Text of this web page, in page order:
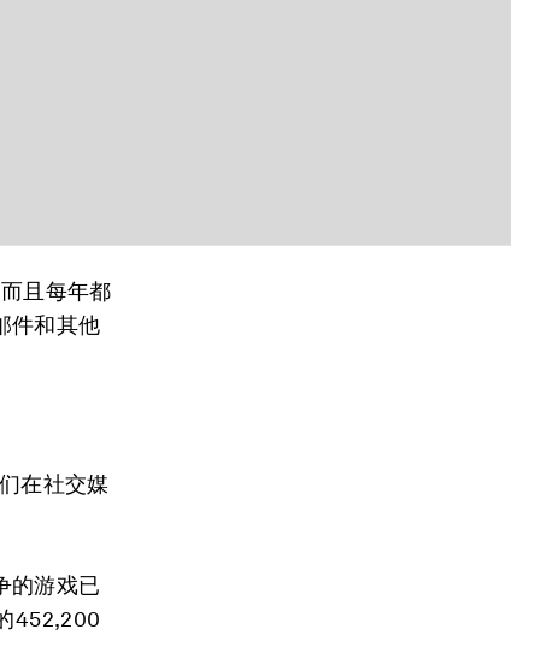
且每年都
件和其他
在社交媒
的游戏已
452,200